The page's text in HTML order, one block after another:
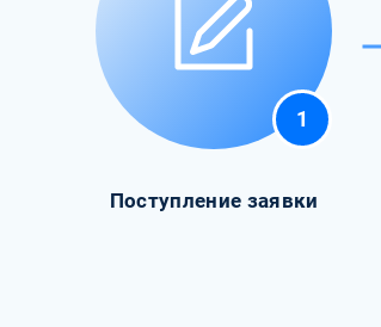
1
Поступление заявки